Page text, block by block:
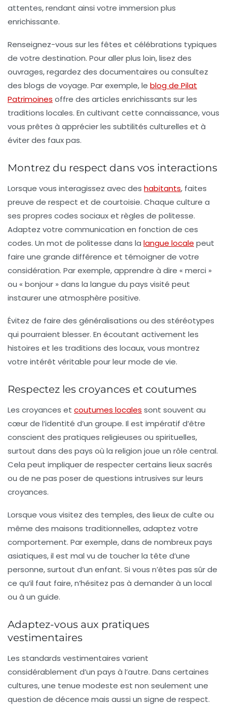
attentes, rendant ainsi votre immersion plus
enrichissante.
Renseignez-vous sur les fêtes et célébrations typiques
de votre destination. Pour aller plus loin, lisez des
ouvrages, regardez des documentaires ou consultez
des blogs de voyage. Par exemple, le blog de Pilat
Patrimoines offre des articles enrichissants sur les
traditions locales. En cultivant cette connaissance, vous
vous prêtes à apprécier les subtilités culturelles et à
éviter des faux pas.
Montrez du respect dans vos interactions
Lorsque vous interagissez avec des habitants, faites
preuve de respect et de courtoisie. Chaque culture a
ses propres codes sociauxet règles de politesse.
Adaptez votre communication en fonction de ces
codes. Un mot de politesse dans la langue locale peut
faire une grande différence et témoigner de votre
considération. Par exemple, apprendre à dire « merci »
ou « bonjour » dans la langue du pays visité peut
instaurer une atmosphère positive.
Évitez de faire des généralisations ou des stéréotypes
qui pourraient blesser. En écoutant activement les
histoires et les traditions des locaux, vous montrez
votre intérêt véritable pour leur mode de vie.
Respectez les croyances et coutumes
Les croyances et coutumes locales sont souvent au
cœur de l’identité d’un groupe. Il est impératif d’être
conscient des pratiques religieuses ou spirituelles,
surtout dans des pays où la religion joue un rôle central.
Cela peut impliquer de respecter certains lieux sacrés
ou de ne pas poser de questions intrusives sur leurs
croyances.
Lorsque vous visitez des temples, des lieux de culte ou
même des maisons traditionnelles, adaptez votre
comportement. Par exemple, dans de nombreux pays
asiatiques, il est mal vu de toucher la tête d’une
personne, surtout d’un enfant. Si vous n’êtes pas sûr de
ce qu’il faut faire, n’hésitez pas à demander à un local
ou à un guide.
Adaptez-vous aux pratiques
vestimentaires
Les standards vestimentaires varient
considérablement d’un pays à l’autre. Dans certaines
cultures, une tenue modeste est non seulement une
question de décence mais aussi un signe de respect.